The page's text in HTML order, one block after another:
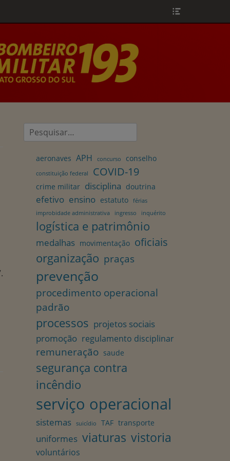
Pesquisar
por:
aeronaves APH concurso conselho
constituição federal COVID-19
crime militar disciplina doutrina
efetivo ensino estatuto
férias
improbidade administrativa
ingresso inquérito
logística e patrimônio
medalhas movimentação oficiais
organização praças
prevenção
procedimento operacional
padrão
processos projetos sociais
promoção regulamento disciplinar
remuneração saude
segurança contra
incêndio
serviço operacional
sistemas suicídio TAF transporte
uniformes viaturas vistoria
voluntários